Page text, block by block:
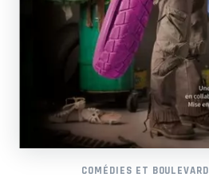
COMÉDIES ET BOULEVARD